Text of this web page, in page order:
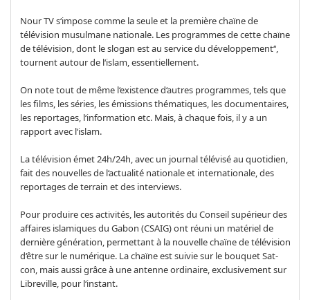
Nour TV s‘impose comme la seule et la première chaïne de
télévision musulmane nationale. Les programmes de cette chaïne
de télévision, dont le slogan est au service du développement‘‘,
tournent autour de l‘islam, essentiellement.
On note tout de même l‘existence d‘autres programmes, tels que
les films, les séries, les émissions thématiques, les documentaires,
les reportages, l‘information etc. Mais, à chaque fois, il y a un
rapport avec l‘islam.
La télévision émet 24h/24h, avec un journal télévisé au quotidien,
fait des nouvelles de l‘actualité nationale et internationale, des
reportages de terrain et des interviews.
Pour produire ces activités, les autorités du Conseil supérieur des
affaires islamiques du Gabon (CSAIG) ont réuni un matériel de
dernière génération, permettant à la nouvelle chaïne de télévision
d‘être sur le numérique. La chaïne est suivie sur le bouquet Sat-
con, mais aussi grâce à une antenne ordinaire, exclusivement sur
Libreville, pour l‘instant.